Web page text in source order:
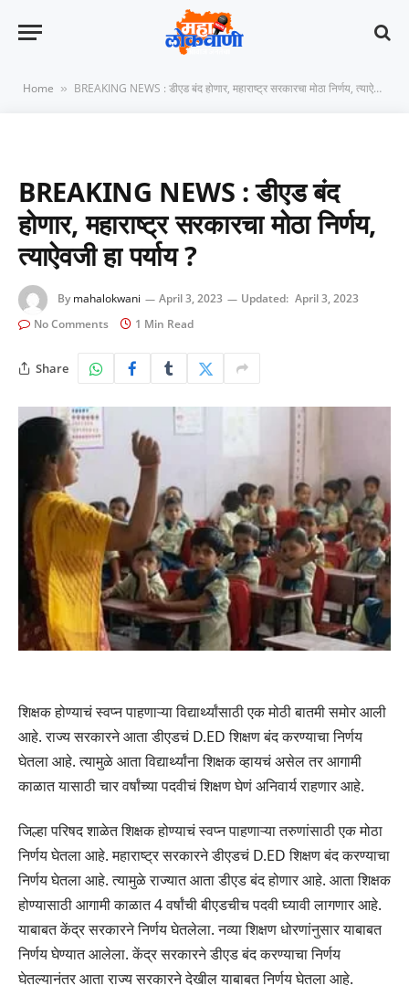
Home » BREAKING NEWS : डीएड बंद होणार, महाराष्ट्र सरकारचा मोठा निर्णय, त्याऐवजी हा पर्याय ?
BREAKING NEWS : डीएड बंद
होणार, महाराष्ट्र सरकारचा मोठा निर्णय,
त्याऐवजी हा पर्याय ?
By mahalokwani April 3, 2023 Updated: April 3, 2023
No Comments
1 Min Read
Share
शिक्षक होण्याचं स्वप्न पाहणाऱ्या विद्यार्थ्यांसाठी एक मोठी बातमी समोर आली
आहे. राज्य सरकारने आता डीएडचं D.ED शिक्षण बंद करण्याचा निर्णय
घेतला आहे. त्यामुळे आता विद्यार्थ्यांना शिक्षक व्हायचं असेल तर आगामी
काळात यासाठी चार वर्षांच्या पदवीचं शिक्षण घेणं अनिवार्य राहणार आहे.
जिल्हा परिषद शाळेत शिक्षक होण्याचं स्वप्न पाहणाऱ्या तरुणांसाठी एक मोठा
निर्णय घेतला आहे. महाराष्ट्र सरकारने डीएडचं D.ED शिक्षण बंद करण्याचा
निर्णय घेतला आहे. त्यामुळे राज्यात आता डीएड बंद होणार आहे. आता शिक्षक
होण्यासाठी आगामी काळात 4 वर्षांची बीएडचीच पदवी घ्यावी लागणार आहे.
याबाबत केंद्र सरकारने निर्णय घेतलेला. नव्या शिक्षण धोरणांनुसार याबाबत
निर्णय घेण्यात आलेला. केंद्र सरकारने डीएड बंद करण्याचा निर्णय
घेतल्यानंतर आता राज्य सरकारने देखील याबाबत निर्णय घेतला आहे.